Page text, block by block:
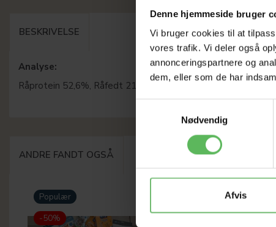
Denne hjemmeside bruger
Vi bruger cookies til at
vores trafik. Vi deler også
annonceringspartnere og
dem, eller som de har
Nødvendig
Afvis
BESKRIVELSE
Analyse:
Råprotein 52,6%, Råfedt 21,0%, Råaske 5,2%m Vand 6,9%
ANDRE FANDT OGSÅ
Populær
-50%